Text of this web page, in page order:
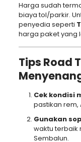
Harga sudah
biaya tol/parkir.
penyedia seperti
harga paket yang
Tips Road
Cek kondisi
pastikan rem,
Gunakan
waktu terbaik
Sembalun.